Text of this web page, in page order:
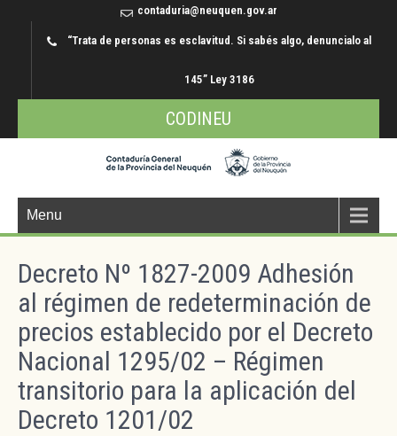
contaduria@neuquen.gov.ar
“Trata de personas es esclavitud. Si sabés algo, denuncialo al
145” Ley 3186
CODINEU
Menu
Decreto Nº 1827-2009 Adhesión
al régimen de redeterminación de
precios establecido por el Decreto
Nacional 1295/02 – Régimen
transitorio para la aplicación del
Decreto 1201/02